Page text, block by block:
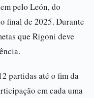
pelo León, do
final de 2025. Durante
que Rigoni deve
partidas até o fim da
em cada uma